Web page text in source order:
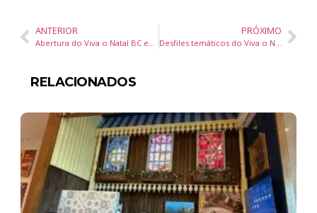
ANTERIOR
Abertura do Viva o Natal BC encanta público com luzes, apresentações e chegada do Papai Noel
PRÓXIMO
Desfiles temáticos do Viva o Natal BC começam nesta quarta na Avenida Atlântica
RELACIONADOS